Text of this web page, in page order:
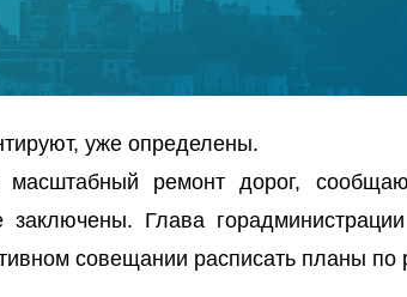
уже определены.
ремонт дорог,
Глава
совещании расписать планы по